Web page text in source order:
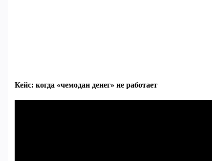
Кейс: когда «чемодан денег» не работает